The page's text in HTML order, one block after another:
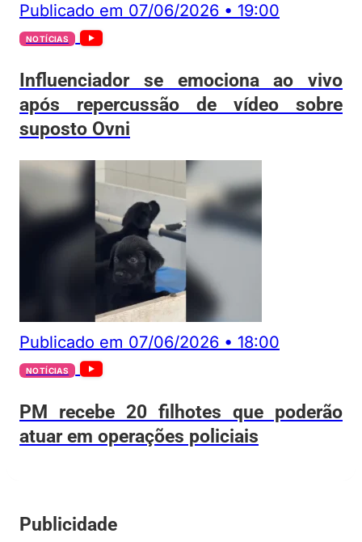
Publicado em 07/06/2026 • 19:00
NOTÍCIAS
Influenciador se emociona ao vivo
após repercussão de vídeo sobre
suposto Ovni
Publicado em 07/06/2026 • 18:00
NOTÍCIAS
PM recebe 20 filhotes que poderão
atuar em operações policiais
Publicidade